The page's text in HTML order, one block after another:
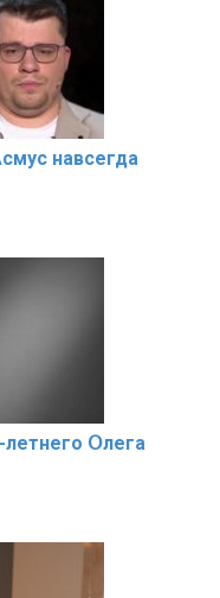
навсегда
лeтнего Օлега